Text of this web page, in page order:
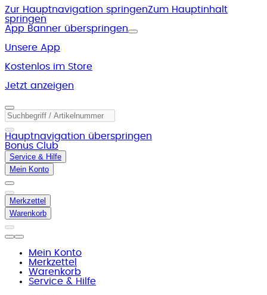
Zur Hauptnavigation springenZum Hauptinhalt
springen
App Banner überspringen
Unsere App
Kostenlos im Store
Jetzt anzeigen
Hauptnavigation überspringen
Bonus Club
Service & Hilfe
Mein Konto
Merkzettel
Warenkorb
Mein Konto
Merkzettel
Warenkorb
Service & Hilfe